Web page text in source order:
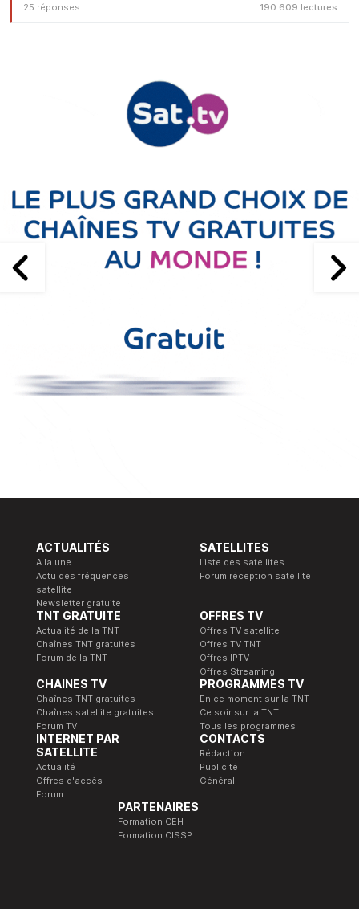
25 réponses 190 609 lectures
ACTUALITÉS
A la une
Actu des fréquences
satellite
Newsletter gratuite
SATELLITES
Liste des satellites
Forum réception satellite
TNT GRATUITE
Actualité de la TNT
Chaînes TNT gratuites
Forum de la TNT
OFFRES TV
Offres TV satellite
Offres TV TNT
Offres IPTV
Offres Streaming
CHAINES TV
Chaînes TNT gratuites
Chaînes satellite gratuites
Forum TV
PROGRAMMES TV
En ce moment sur la TNT
Ce soir sur la TNT
Tous les programmes
INTERNET PAR
SATELLITE
Actualité
Offres d'accès
Forum
CONTACTS
Rédaction
Publicité
Général
PARTENAIRES
Formation CEH
Formation CISSP